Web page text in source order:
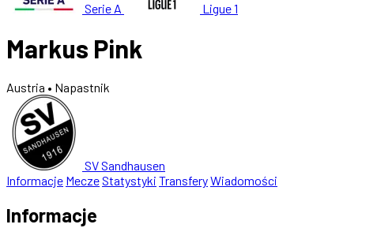
Serie A Ligue 1
Markus Pink
Austria • Napastnik
SV Sandhausen
Informacje MeczeStatystyki TransferyWiadomości
Informacje